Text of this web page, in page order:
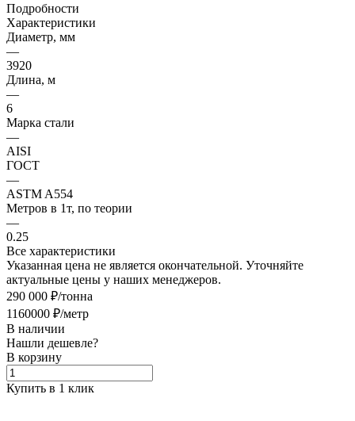
Подробности
Характеристики
Диаметр, мм
—
3920
Длина, м
—
6
Марка стали
—
AISI
ГОСТ
—
ASTM A554
Метров в 1т, по теории
—
0.25
Все характеристики
Указанная цена не является окончательной. Уточняйте
актуальные цены у наших менеджеров.
290 000 ₽/тонна
1160000 ₽/метр
В наличии
Нашли дешевле?
В корзину
Купить в 1 клик